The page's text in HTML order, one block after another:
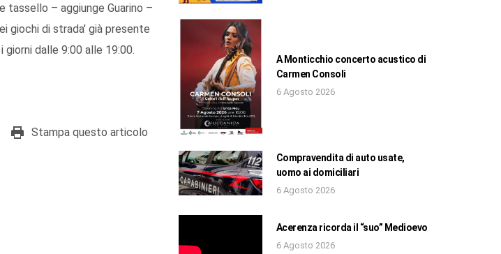
tassello – aggiunge Guarino –
giochi di strada' già presente
dalle 9:00 alle 19:00.
Stampa questo articolo
A Monticchio concerto acustico di
Carmen Consoli
6 Agosto 2026
Compravendita di auto usate,
uomo ai domiciliari
6 Agosto 2026
Acerenza ricorda il “suo” Medioevo
6 Agosto 2026